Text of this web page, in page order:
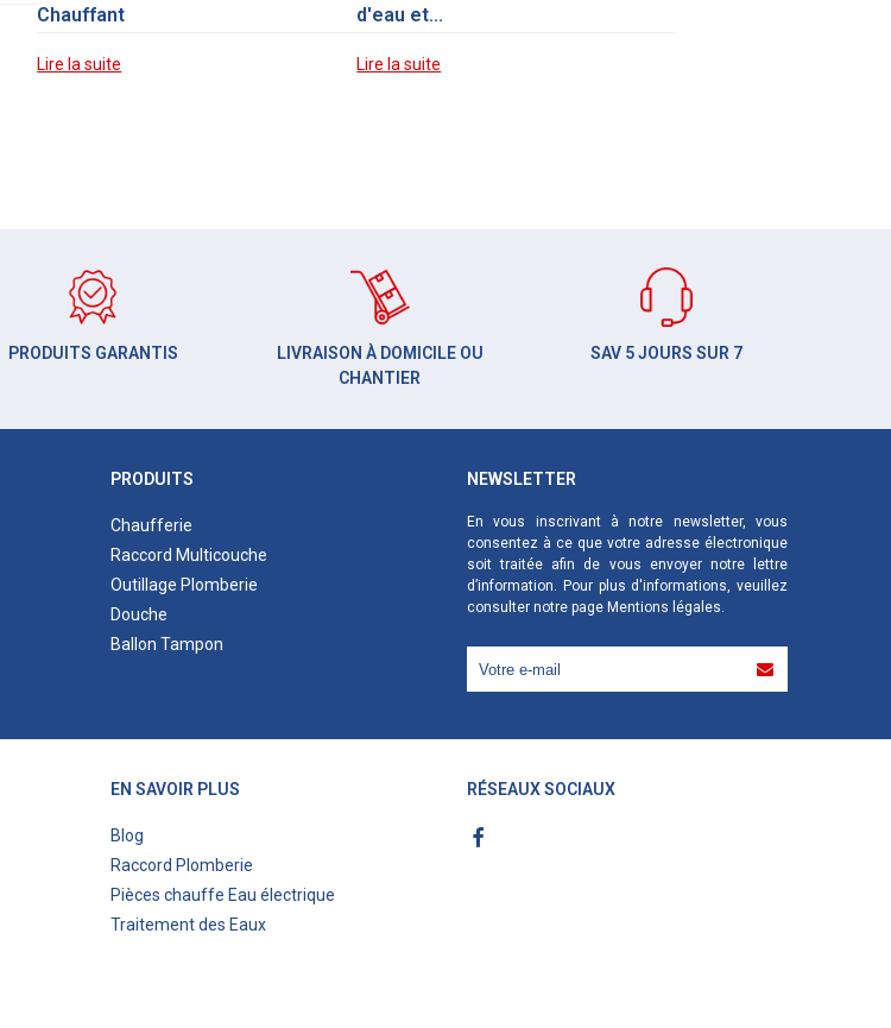
Chauffant
Lire la suite
d'eau et...
Lire la suite
PRODUITS GARANTIS
LIVRAISON À DOMICILE OU
CHANTIER
SAV 5 JOURS SUR 7
PRODUITS
Chaufferie
Raccord Multicouche
Outillage Plomberie
Douche
Ballon Tampon
NEWSLETTER
En vous inscrivant à notre newsletter, vous
consentez à ce que votre adresse électronique
soit traitée afin de vous envoyer notre lettre
d’information. Pour plus d'informations, veuillez
consulter notre page Mentions légales.
EN SAVOIR PLUS
Blog
Raccord Plomberie
Pièces chauffe Eau électrique
Traitement des Eaux
RÉSEAUX SOCIAUX